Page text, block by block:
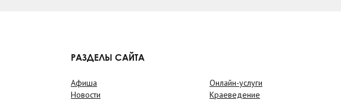
РАЗДЕЛЫ САЙТА
Афиша
Новости
Онлайн-услуги
Краеведение